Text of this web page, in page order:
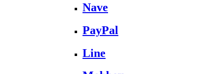
Nave
PayPal
Line